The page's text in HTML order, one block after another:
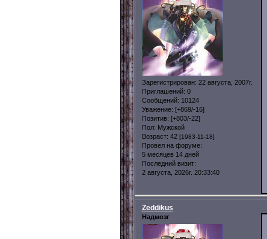
Зарегистрирован: 22 августа, 2007г.
Приглашений: 0
Сообщений: 10124
Уважение: [+869/-16]
Позитив: [+803/-22]
Пол: Мужской
Возраст: 42 [1983-11-18]
Провел на форуме:
5 месяцев 14 дней
Последний визит:
2 августа, 2026г. 20:33:40
Zeddikus
Надмозг